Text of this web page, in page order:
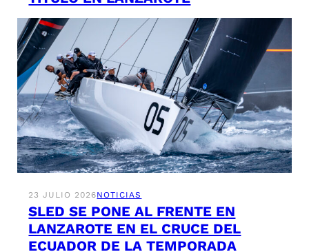
23 JULIO 2026NOTICIAS
SLED SE PONE AL FRENTE EN
LANZAROTE EN EL CRUCE DEL
ECUADOR DE LA TEMPORADA